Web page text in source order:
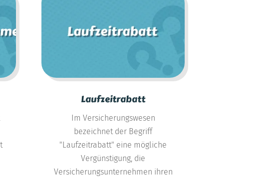
Laufzeitrabatt
Im Versicherungswesen
bezeichnet der Begriff
"Laufzeitrabatt" eine mögliche
Vergünstigung, die
Versicherungsunternehmen ihren